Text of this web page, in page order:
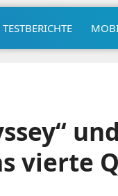
TESTBERICHTE
vierte